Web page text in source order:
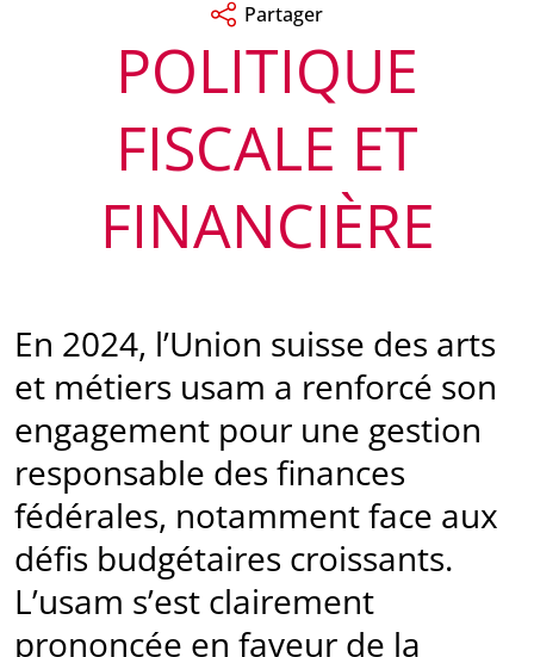
Partager
POLITIQUE
FISCALE ET
FINANCIÈRE
En 2024, l’Union suisse des arts
et métiers usam a renforcé son
engagement pour une gestion
responsable des finances
fédérales, notamment face aux
défis budgétaires croissants.
L’usam s’est clairement
prononcée en faveur de la